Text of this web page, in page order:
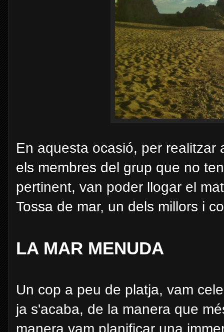
En aquesta ocasió, per realitzar
els membres del grup que no
pertinent, van poder llogar el
Tossa de mar, un dels millors i
LA MAR MENUDA
Un cop a peu de platja, vam
ja s'acaba, de la manera que
manera vam planificar una